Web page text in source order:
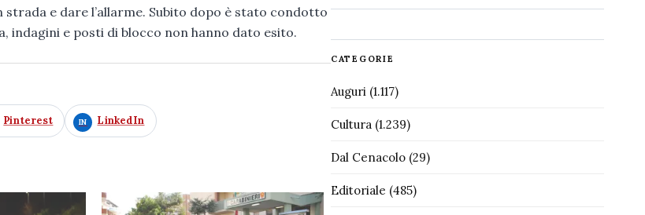
e dare l’allarme. Subito dopo è stato condotto
indagini e posti di blocco non hanno dato esito.
Pinterest LinkedIn
CATEGORIE
Auguri(1.117)
Cultura(1.239)
Dal Cenacolo(29)
Editoriale (485)